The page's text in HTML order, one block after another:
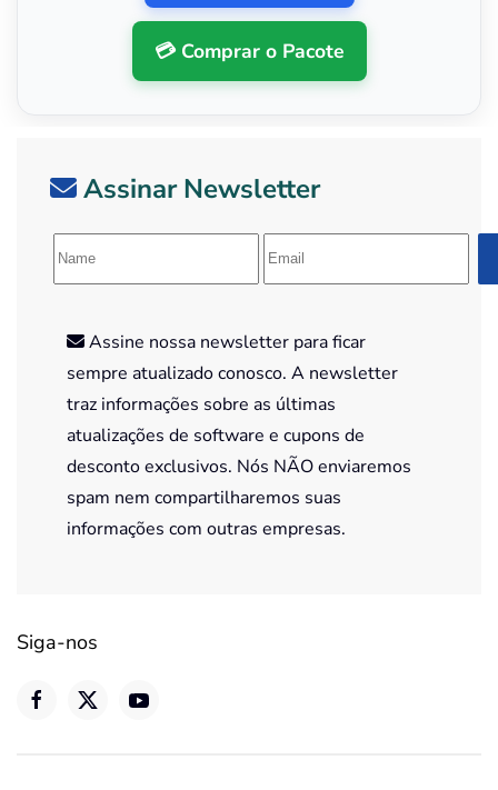
💳 Comprar o Pacote
Assinar Newsletter
Assine nossa newsletter para ficar
sempre atualizado conosco. A newsletter
traz informações sobre as últimas
atualizações de software e cupons de
desconto exclusivos. Nós NÃO enviaremos
spam nem compartilharemos suas
informações com outras empresas.
Siga-nos